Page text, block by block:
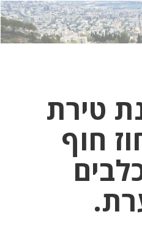
לחץ
כאן
לחץ
כדי
טירת
חוף